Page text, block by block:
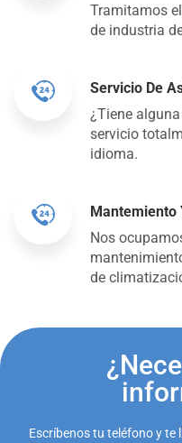
Tramitamos
de industria
Servicio De
¿Tiene
servicio
idioma.
Mantemiento
Nos
de
Escríbenos tu teléfono y te